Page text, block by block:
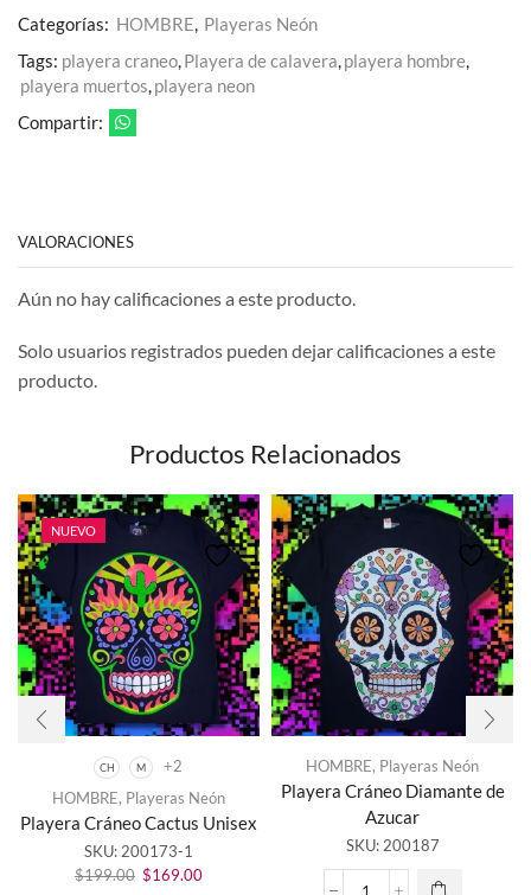
Categorías: HOMBRE, Playeras Neón
Tags: playera craneo,Playera de calavera,playera hombre,
playera muertos,playera neon
Compartir:
VALORACIONES
Aún no hay calificaciones a este producto.
Solo usuarios registrados pueden dejar calificaciones a este
producto.
Productos Relacionados
NUEVO
CH M
+2
HOMBRE, Playeras Neón
Playera Cráneo Cactus Unisex
SKU: 200173-1
$199.00 El
$169.00El
Este
producto
tiene
múltiples
variantes.
HOMBRE, Playeras Neón
Playera Cráneo Diamante de
Azucar
SKU: 200187